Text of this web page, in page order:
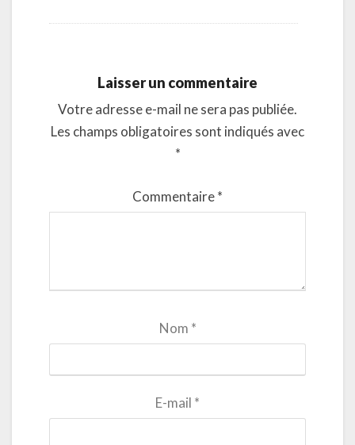
Laisser un commentaire
Votre adresse e-mail ne sera pas publiée.
Les champs obligatoires sont indiqués avec
*
Commentaire*
Nom *
E-mail *